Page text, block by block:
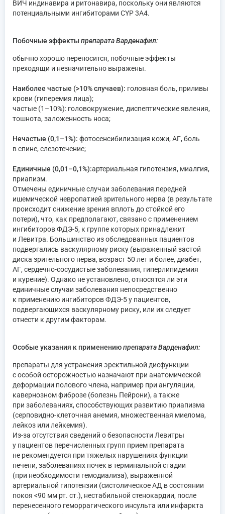
ВИЧ индинавира и ритонавира, поскольку они являются
потенциальными ингибиторами СYР 3А4.
Побочные эффектыпрепарата Варденафил:
обычно хорошо переносится, побочные эффекты
преходящи и незначительно выражены.
Наиболее частые (>10% случаев): головная боль, приливы
крови (гиперемия лица);
частые (1–10%): головокружение, диспептические явления,
тошнота, заложенность носа;
Нечастые (0,1–1%): фотосенсибилизация кожи, АГ, боль
в спине, слезотечение;
Единичные (0,01–0,1%):артериальная гипотензия, миалгия,
приапизм.
Отмечены единичные случаи заболевания передней
ишемической невропатией зрительного нерва (в результате
происходит снижение зрения вплоть до стойкой его
потери), что, как предполагают, связано с применением
ингибиторов ФДЭ-5, к группе которых принадлежит
и Левитра. Большинство из обследованных пациентов
подвергались васкулярному риску (выраженный застой
диска зрительного нерва, возраст 50 лет и более, диабет,
АГ, сердечно-сосудистые заболевания, гиперлипидемия
и курение). Однако не установлено, относятся ли эти
единичные случаи заболевания непосредственно
к применению ингибиторов ФДЭ-5 у пациентов,
подвергающихся васкулярному риску, или их следует
отнести к другим факторам.
Особые указания к применениюпрепарата Варденафил:
препараты для устранения эректильной дисфункции
с особой осторожностью назначают при анатомической
деформации полового члена, например при ангуляции,
кавернозном фиброзе (болезнь Пейрони), а также
при заболеваниях, способствующих развитию приапизма
(серповидно-клеточная анемия, множественная миелома,
лейкоз или лейкемия).
Из-за отсутствия сведений о безопасности Левитры
у пациентов перечисленных групп прием препарата
не рекомендуется при тяжелых нарушениях функции
печени, заболеваниях почек в терминальной стадии
(при необходимости гемодиализа), выраженной
артериальной гипотензии (систолическое АД в состоянии
покоя <90 мм рт. ст.), нестабильной стенокардии, после
перенесенного геморрагического инсульта или инфаркта